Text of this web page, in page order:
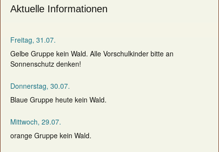
Aktuelle Informationen
Freitag, 31.07.
Gelbe Gruppe kein Wald. Alle Vorschulkinder bitte an
Sonnenschutz denken!
Donnerstag, 30.07.
Blaue Gruppe heute kein Wald.
Mittwoch, 29.07.
orange Gruppe kein Wald.